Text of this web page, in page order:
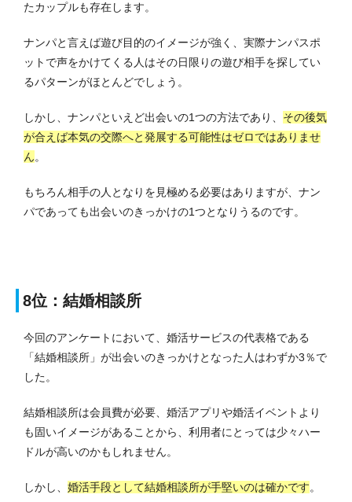
たカップルも存在します。
ナンパと言えば遊び目的のイメージが強く、実際ナンパスポ
ットで声をかけてくる人はその日限りの遊び相手を探してい
るパターンがほとんどでしょう。
しかし、ナンパといえど出会いの1つの方法であり、 その後気
が合えば本気の交際へと発展する可能性はゼロではありませ
ん。
もちろん相手の人となりを見極める必要はありますが、ナン
パであっても出会いのきっかけの1つとなりうるのです。
8位：結婚相談所
今回のアンケートにおいて、婚活サービスの代表格である
「結婚相談所」が出会いのきっかけとなった人はわずか3％で
した。
結婚相談所は会員費が必要、婚活アプリや婚活イベントより
も固いイメージがあることから、利用者にとっては少々ハー
ドルが高いのかもしれません。
しかし、 婚活手段として結婚相談所が手堅いのは確かです。